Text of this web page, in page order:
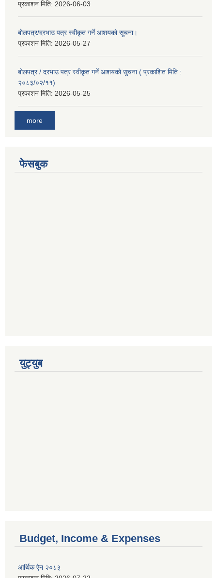
प्रकाशन मिति: 2026-06-03
बोलपत्र/दरभाउ पत्र स्वीकृत गर्ने आशयको सूचना।
प्रकाशन मिति: 2026-05-27
बोलपत्र / दरभाउ पत्र स्वीकृत गर्ने आशयको सुचना ( प्रकाशित मिति :
२०८३/०२/११)
प्रकाशन मिति: 2026-05-25
more
फेसबुक
युट्युब
Budget, Income & Expenses
आर्थिक ऐन २०८३